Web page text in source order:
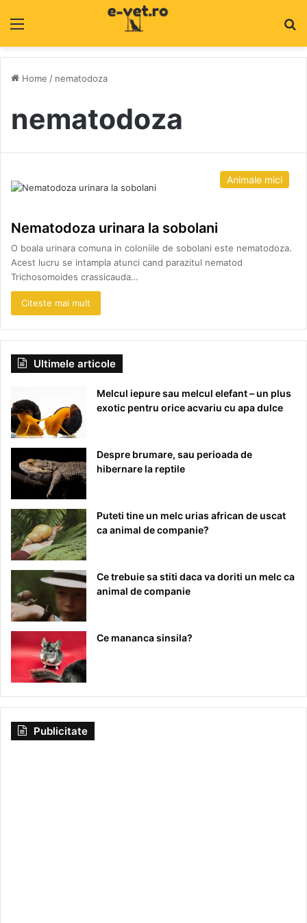
Home / nematodoza
nematodoza
Animale mici
Nematodoza urinara la sobolani
O boala urinara comuna in coloniile de sobolani este nematodoza.
Acest lucru se intampla atunci cand parazitul nematod
Trichosomoides crassicauda…
Citeste mai mult
Ultimele articole
Melcul iepure sau melcul elefant – un plus
exotic pentru orice acvariu cu apa dulce
Despre brumare, sau perioada de
hibernare la reptile
Puteti tine un melc urias african de uscat
ca animal de companie?
Ce trebuie sa stiti daca va doriti un melc ca
animal de companie
Ce mananca sinsila?
Publicitate